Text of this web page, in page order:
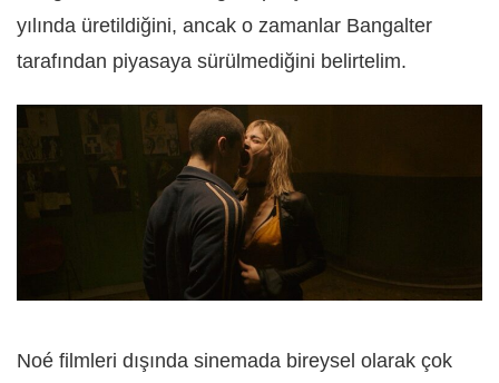
yılında üretildiğini, ancak o zamanlar Bangalter
tarafından piyasaya sürülmediğini belirtelim.
Noé filmleri dışında sinemada bireysel olarak çok